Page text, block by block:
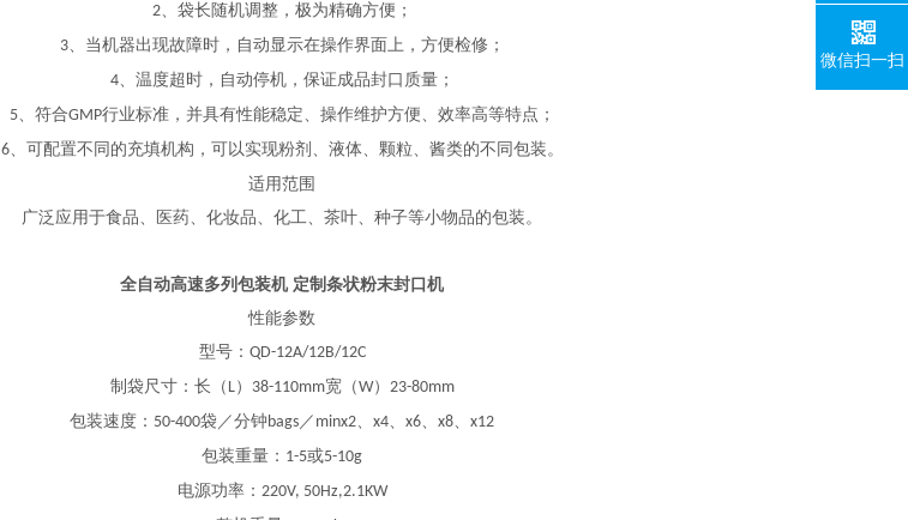
2、袋长随机调整，极为精确方便；
3、当机器出现故障时，自动显示在操作界面上，方便检修；
4、温度超时，自动停机，保证成品封口质量；
5、符合GMP行业标准，并具有性能稳定、操作维护方便、效率高等特点；
6、可配置不同的充填机构，可以实现粉剂、液体、颗粒、酱类的不同包装。
适用范围
广泛应用于食品、医药、化妆品、化工、茶叶、种子等小物品的包装。
全自动高速多列包装机 定制条状粉末封口机
性能参数
型号： QD-12A/12B/12C
制袋尺寸： 长（ L） 38-110mm宽（W） 23-80mm
包装速度 ： 50-400袋／分钟bags／ minx2、 x4、 x6、 x8、 x12
包装重量 ： 1-5或5-10g
电源功率： 220V, 50Hz,2.1KW
微信扫一扫